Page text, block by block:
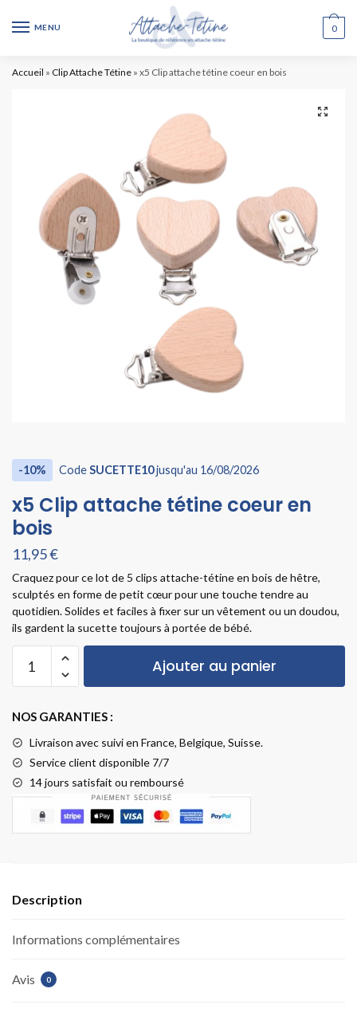
MENU 0
Accueil » Clip Attache Tétine » x5 Clip attache tétine coeur en bois
-10% CodeSUCETTE10jusqu'au 16/08/2026
x5 Clip attache tétine coeur en
bois
11,95€
Craquez pour ce lot de 5 clips attache-tétine en bois de hêtre,
sculptés en forme de petit cœur pour une touche tendre au
quotidien. Solides et faciles à fixer sur un vêtement ou un doudou,
ils gardent la sucette toujours à portée de bébé.
Ajouter au panier
NOS GARANTIES :
Livraison avec suivi en France, Belgique, Suisse.
Service client disponible 7/7
14 jours satisfait ou remboursé
Description
Informations complémentaires
Avis 0